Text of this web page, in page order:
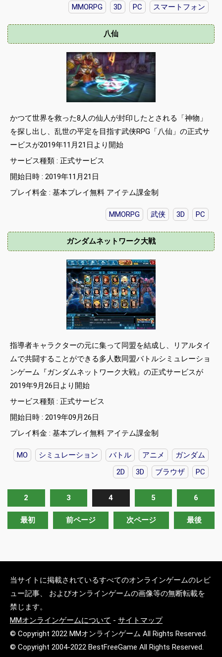
MMORPG 3D PC スマートフォン
八仙
かつて世界を救った8人の仙人が封印したとされる「神物」
を探し出し、乱世の平定を目指す武侠RPG「八仙」の正式サ
ービスが2019年11月21日より開始
サービス種類 : 正式サービス
開始日時 : 2019年11月21日
プレイ料金 : 基本プレイ無料 アイテム課金制
MMORPG 武侠 3D PC
ガンダムネットワーク大戦
指導者キャラクターの元に集って同盟を結成し、リアルタイ
ムで共闘することができる多人数同盟バトルシミュレーショ
ンゲーム『ガンダムネットワーク大戦』の正式サービスが
2019年9月26日より開始
サービス種類 : 正式サービス
開始日時 : 2019年09月26日
プレイ料金 : 基本プレイ無料 アイテム課金制
MO シミュレーション バトル アニメ
ガンダム
2D
3D ブラウザ PC
2 3 4 5 6
最初 前ページ 次ページ 最後
当サイトに掲載されているすべてのオンラインゲームのレビ
ュー記事、 およびオンラインゲームの画像等の無断転載を
禁じます。
MMオンラインゲームについて - サイトマップ
© Copyright 2022 MMオンラインゲーム All Rights Reserved.
© Copyright 2004-2022 BestFreeGame All Rights Reserved.